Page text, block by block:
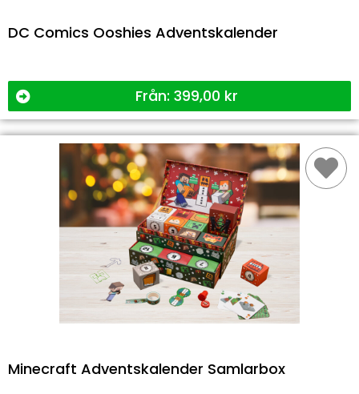
DC Comics Ooshies Adventskalender
Från: 399,00 kr
Minecraft Adventskalender Samlarbox